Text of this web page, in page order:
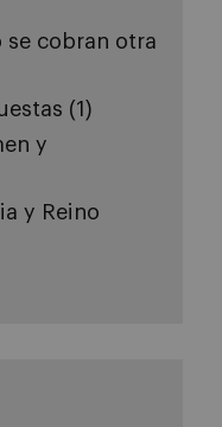
se cobran otra
(1)
y
y Reino